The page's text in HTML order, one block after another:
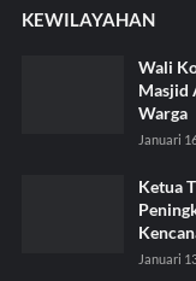
KEWILAYAHAN
Wali
Masjid
Warga
Januari
Ketua
Januari